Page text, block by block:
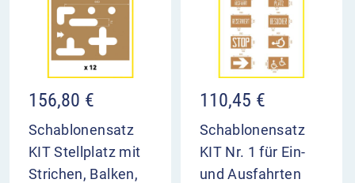
156,80 €
Schablonensatz
KIT Stellplatz mit
Strichen, Balken,
110,45 €
Schablonensatz
KIT Nr. 1 für Ein-
und Ausfahrten